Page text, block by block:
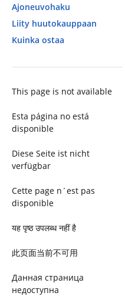
Ajoneuvohaku
Liity huutokauppaan
Kuinka ostaa
This page is not available
Esta página no está
disponible
Diese Seite ist nicht
verfügbar
Cette page n´est pas
disponible
यह पृष्ठ उपलब्ध नहीं है
此页面当前不可用
Данная страница
недоступна